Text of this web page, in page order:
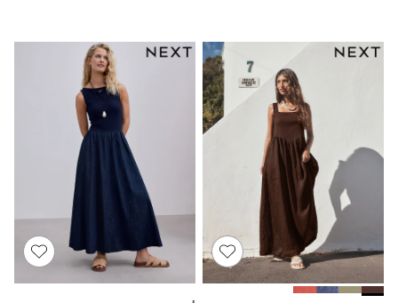
Bags & Backpacks
Belts
Jumpers
Polo Shirts
All Girls Sports & Swimwear
T-Shirts
Bags & Backpacks
Lunchboxes
Caps
Bags
Blouses
Shirts
Polo Shirts
GIRLS
E-Gift Card